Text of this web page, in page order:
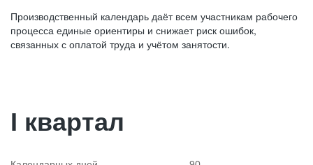
Производственный календарь даёт всем участникам рабочего
процесса единые ориентиры и снижает риск ошибок,
связанных с оплатой труда и учётом занятости.
I квартал